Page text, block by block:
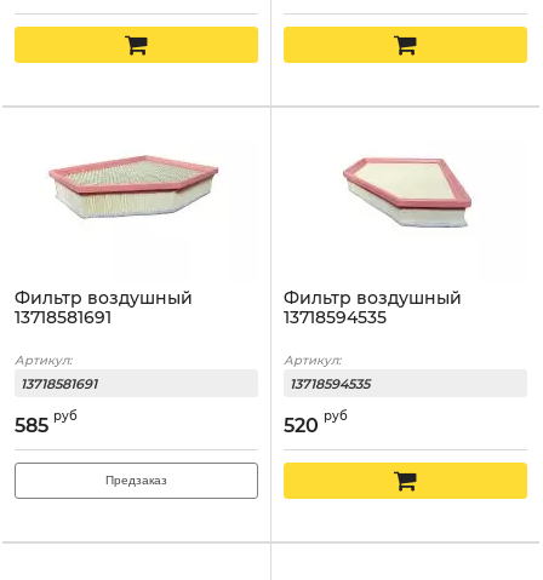
Фильтр воздушный
13718581691
Артикул:
13718581691
585 руб
Предзаказ
Фильтр воздушный
13718594535
Артикул:
13718594535
520 руб